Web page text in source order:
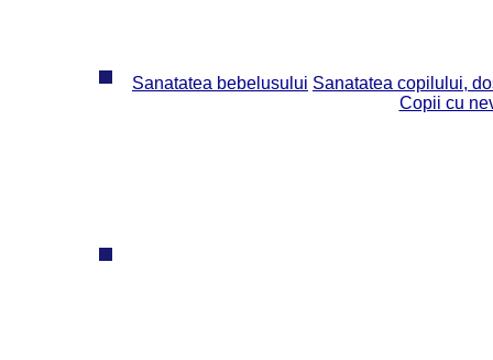
Sanatatea bebelusului Sanatatea copilului,
Copii cu